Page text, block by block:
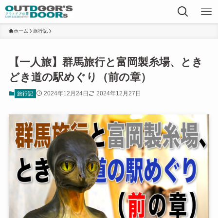
ホーム 旅行記
【一人旅】群馬旅行と富岡製糸場、とき
どき道の駅めぐり（前の章）
旅行記 2024年12月24日 2024年12月27日